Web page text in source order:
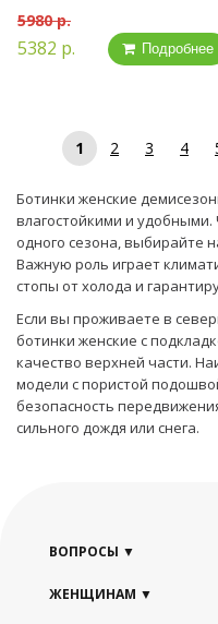
5980 р.
5382 р. Подробнее
1 2 3 4
Ботинки женские
влагостойкими и
одного сезона, выбирайте
Важную роль играет
стопы от холода и
Если вы проживаете в
ботинки женские с
качество верхней части.
модели с пористой
безопасность
сильного дождя или снега.
ВОПРОСЫ
ЖЕНЩИНАМ